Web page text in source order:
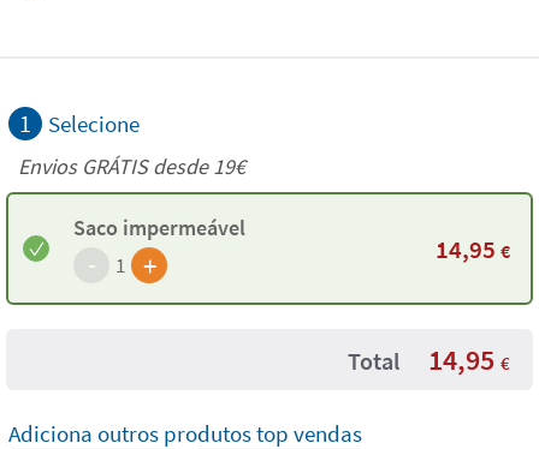
1 Selecione
Envios GRÁTIS desde 19€
Saco impermeável
- 1 + 14,95 €
Total 14,95 €
Adiciona outros produtos top vendas